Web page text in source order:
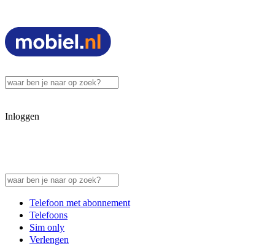
Inloggen
Telefoon met abonnement
Telefoons
Sim only
Verlengen